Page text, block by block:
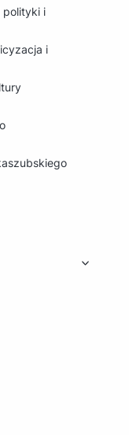
polityki i
i